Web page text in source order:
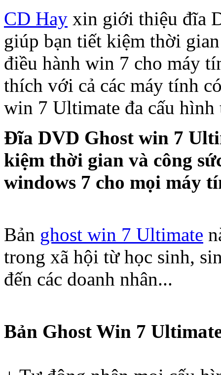
CD Hay xin giới thiệu đĩa
giúp bạn tiết kiệm thời
điều hành win 7 cho máy
thích với cả các máy tính
win 7 Ultimate đa cấu
Đĩa DVD Ghost win 7
kiệm thời gian và công
windows 7 cho mọi máy
Bản ghost win 7 Ultimate
trong xã hội từ học sinh,
đến các doanh nhân...
Bản Ghost Win 7